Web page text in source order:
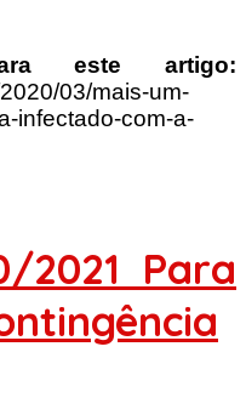
este artigo:
03/mais-um-
infectado-com-a-
2021 Para